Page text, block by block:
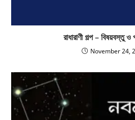
রাধারাণী গল্প – বিষয়বস্তু
November 24,